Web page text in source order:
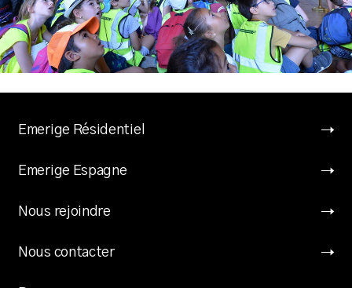
Emerige Résidentiel
Emerige Espagne
Nous rejoindre
Nous contacter